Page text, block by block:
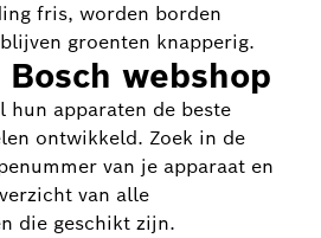
fris, worden borden
groenten knapperig.
webshop
hun apparaten de beste
ontwikkeld. Zoek in de
van je apparaat en
van alle
die geschikt zijn.